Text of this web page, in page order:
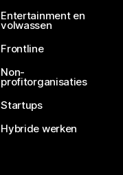
Entertainment en
volwassen
Frontline
Non-
profitorganisaties
Startups
Hybride werken